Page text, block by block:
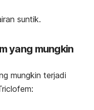
suntik.
yang mungkin
mungkin terjadi